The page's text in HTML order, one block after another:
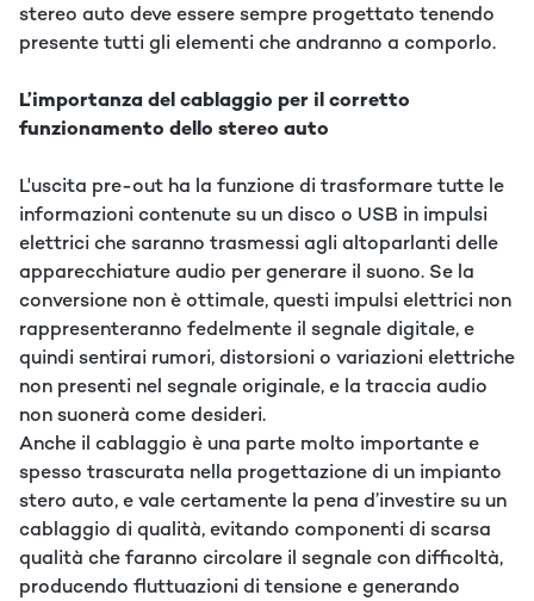
stereo auto deve essere sempre progettato tenendo
presente tutti gli elementi che andranno a comporlo.
L’importanza del cablaggio per il corretto
funzionamento dello stereo auto
L'uscita pre-out ha la funzione di trasformare tutte le
informazioni contenute su un disco o USB in impulsi
elettrici che saranno trasmessi agli altoparlanti delle
apparecchiature audio per generare il suono. Se la
conversione non è ottimale, questi impulsi elettrici non
rappresenteranno fedelmente il segnale digitale, e
quindi sentirai rumori, distorsioni o variazioni elettriche
non presenti nel segnale originale, e la traccia audio
non suonerà come desideri.
Anche il cablaggio è una parte molto importante e
spesso trascurata nella progettazione di un impianto
stero auto, e vale certamente la pena d’investire su un
cablaggio di qualità, evitando componenti di scarsa
qualità che faranno circolare il segnale con difficoltà,
producendo fluttuazioni di tensione e generando